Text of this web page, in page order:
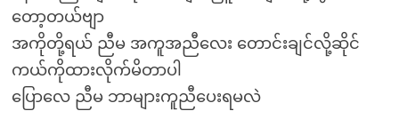
တော့တယ်ဗျာ
အကိုတို့ရယ် ညီမ အကူအညီလေး တောင်းချင်လို့ဆိုင်
ကယ်ကိုထားလိုက်မိတာပါ
ပြောလေ ညီမ ဘာများကူညီပေးရမလဲ